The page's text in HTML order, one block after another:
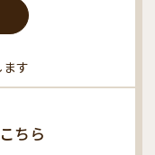
す
ちら